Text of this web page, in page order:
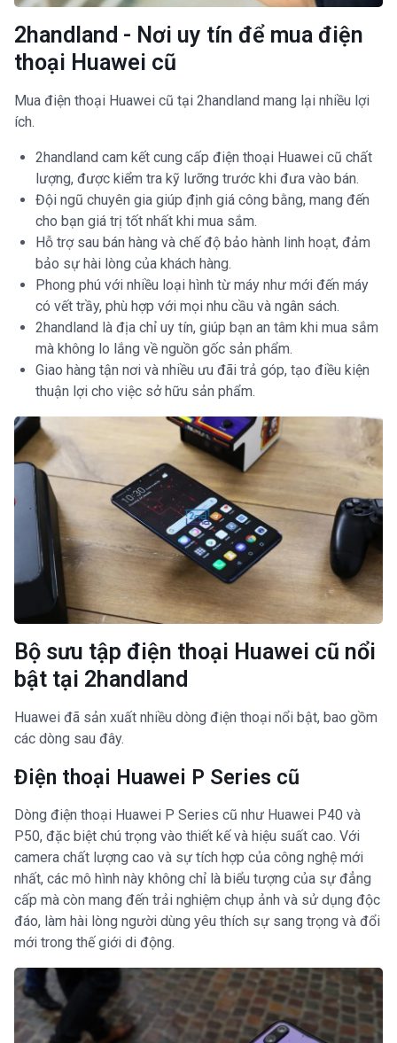
2handland - Nơi uy tín để mua điện
thoại Huawei cũ
Mua điện thoại Huawei cũ tại 2handland mang lại nhiều lợi
ích.
2handland cam kết cung cấp điện thoại Huawei cũ chất
lượng, được kiểm tra kỹ lưỡng trước khi đưa vào bán.
Đội ngũ chuyên gia giúp định giá công bằng, mang đến
cho bạn giá trị tốt nhất khi mua sắm.
Hỗ trợ sau bán hàng và chế độ bảo hành linh hoạt, đảm
bảo sự hài lòng của khách hàng.
Phong phú với nhiều loại hình từ máy như mới đến máy
có vết trầy, phù hợp với mọi nhu cầu và ngân sách.
2handland là địa chỉ uy tín, giúp bạn an tâm khi mua sắm
mà không lo lắng về nguồn gốc sản phẩm.
Giao hàng tận nơi và nhiều ưu đãi trả góp, tạo điều kiện
thuận lợi cho việc sở hữu sản phẩm.
Bộ sưu tập điện thoại Huawei cũ nổi
bật tại 2handland
Huawei đã sản xuất nhiều dòng điện thoại nổi bật, bao gồm
các dòng sau đây.
Điện thoại Huawei P Series cũ
Dòng điện thoại Huawei P Series cũ như Huawei P40 và
P50, đặc biệt chú trọng vào thiết kế và hiệu suất cao. Với
camera chất lượng cao và sự tích hợp của công nghệ mới
nhất, các mô hình này không chỉ là biểu tượng của sự đẳng
cấp mà còn mang đến trải nghiệm chụp ảnh và sử dụng độc
đáo, làm hài lòng người dùng yêu thích sự sang trọng và đổi
mới trong thế giới di động.